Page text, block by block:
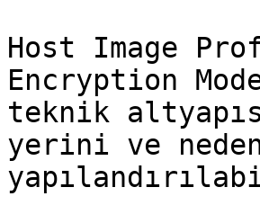
Host Image
Encryption
teknik
yerini ve